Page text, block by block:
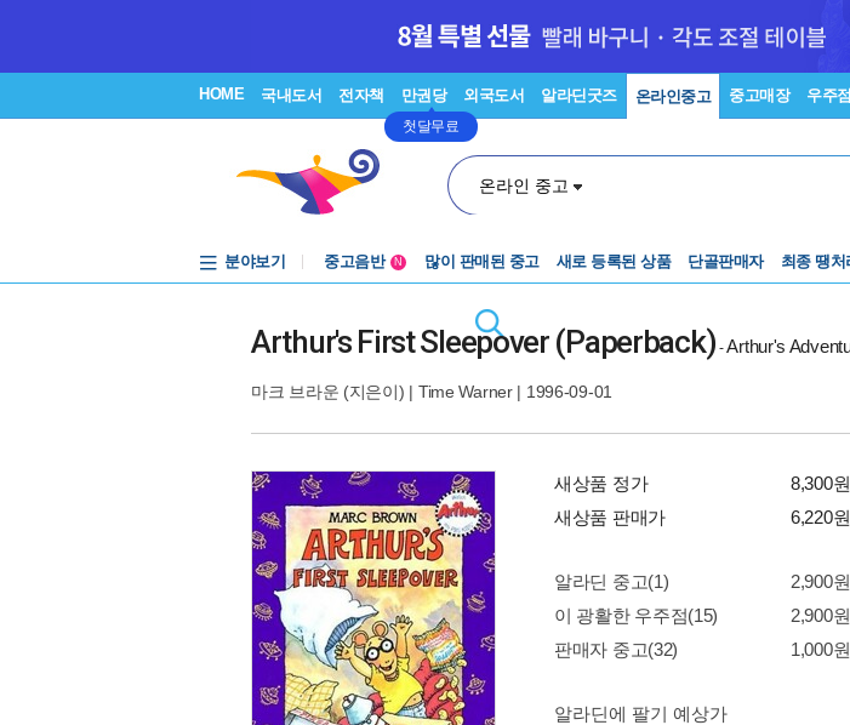
HOME 국내도서 전자책 만권당
첫달무료
외국도서 알라딘굿즈 온라인중고 중고매장 우주점
온라인 중고
분야보기
중고음반
N 많이 판매된 중고 새로 등록된 상품 단골판매자 최종 땡
Arthur's First Sleepover (Paperback) -Arthur's
마크 브라운 (지은이) | Time Warner| 1996-09-01
새상품 정가 8,300
새상품 판매가
6,220
알라딘 중고(1) 2,900원
이 광활한 우주점(15)
2,900원
판매자 중고(32)
1,000원
알라딘에 팔기 예상가